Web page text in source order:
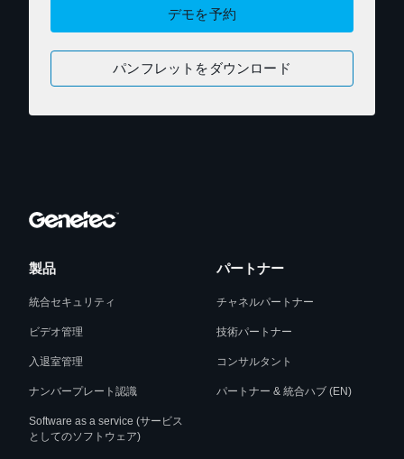
デモを予約
パンフレットをダウンロード
製品
統合セキュリティ
ビデオ管理
入退室管理
ナンバープレート認識
Software as a service (サービス
としてのソフトウェア)
パートナー
チャネルパートナー
技術パートナー
コンサルタント
パートナー & 統合ハブ (EN)